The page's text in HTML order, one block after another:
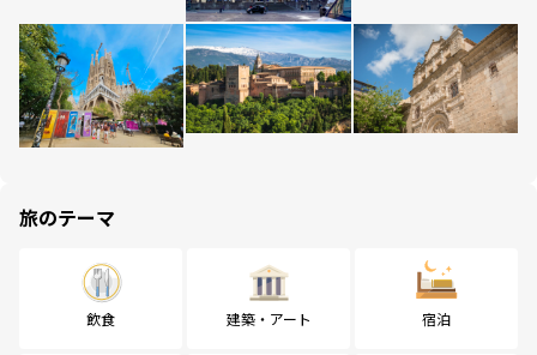
旅のテーマ
飲食 建築・アート 宿泊